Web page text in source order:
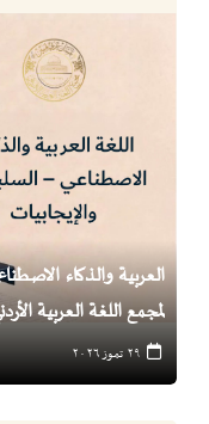
العربية والذكاء
لمجمع اللغة العربية
٢٩ تموز ٢٠٢٦